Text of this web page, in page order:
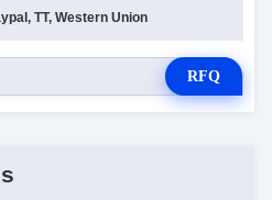
TT, Western Union
RFQ